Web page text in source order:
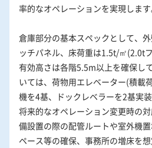
率的なオペレーションを実現します
倉庫部分の基本スペックとして、
ッチパネル、床荷重は1.5t/㎡(2.0t
有効高さは各階5.5m以上を確保し
いては、荷物用エレベーター(積載
機を4基、ドックレベラーを2基実
将来的なオペレーション変更時の
備設置の際の配管ルートや室外機
ペース等の確保、事務所の増床を